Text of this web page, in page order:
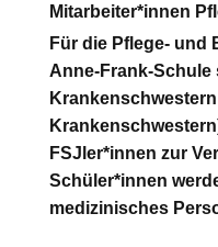
Mitarbeiter*innen
Für die Pflege- und
Anne-Frank-Schule
FSJler*innen zur
Schüler*innen
medizinisches